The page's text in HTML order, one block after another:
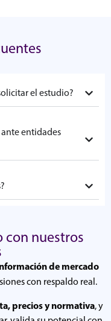
el estudio?
ante entidades
con nuestros
de mercado
con respaldo real.
precios y normativa, y